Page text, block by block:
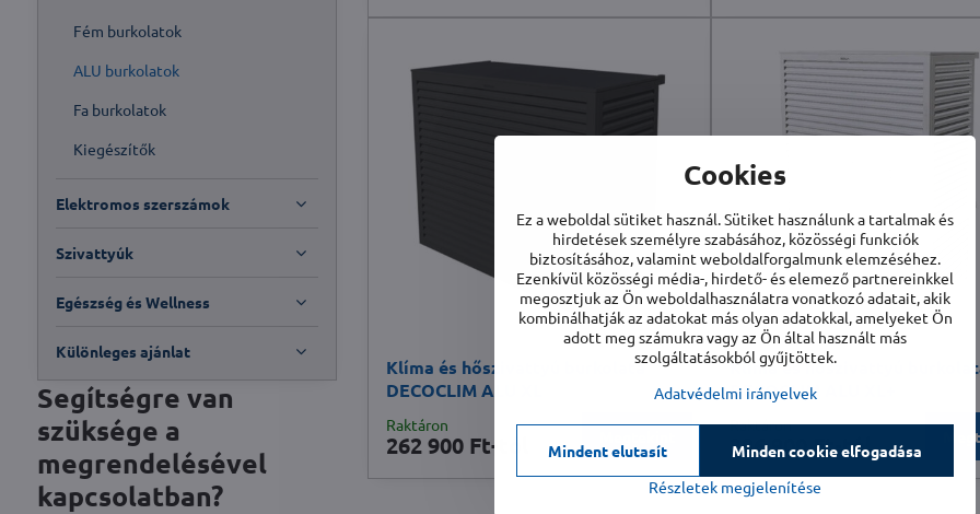
Klíma és hőszivattyú burkolata
DECOCLIM ALU XL
Raktáron
262 900 Ft-tól
Klíma és hőszivattyú
DECOCLIM ALU XL+
Raktáron
396 900 Ft-tól
Segítségre van
szüksége a
megrendelésével
kapcsolatban?
Fém burkolatok
ALU burkolatok
Fa burkolatok
Kiegészítők
Elektromos szerszámok
Szivattyúk
Egészség és Wellness
Különleges ajánlat
Cookies
Ez a weboldal sütiket használ. Sütiket használunk a tartalmak és
hirdetések személyre szabásához, közösségi funkciók
biztosításához, valamint weboldalforgalmunk elemzéséhez.
Ezenkívül közösségi média-, hirdető- és elemező partnereinkkel
megosztjuk az Ön weboldalhasználatra vonatkozó adatait, akik
kombinálhatják az adatokat más olyan adatokkal, amelyeket Ön
adott meg számukra vagy az Ön által használt más
szolgáltatásokból gyűjtöttek.
Adatvédelmi irányelvek
Részletek megjelenítése
Minden cookie elfogadása
Mindent elutasít